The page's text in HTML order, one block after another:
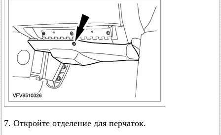
7. Откройте отделение для перчаток.